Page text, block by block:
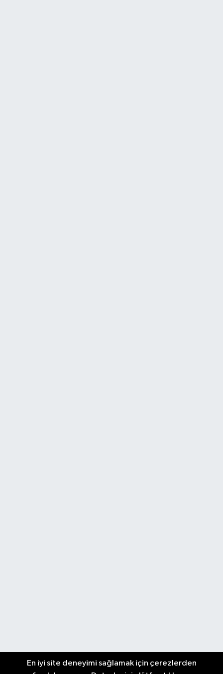
En iyi site deneyimi sağlamak için çerezlerden